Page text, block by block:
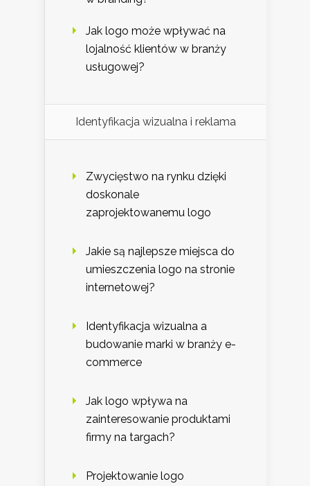
Jak logo może wpływać na
lojalność klientów w branży
usługowej?
Identyfikacja wizualna i reklama
Zwycięstwo na rynku dzięki
doskonale
zaprojektowanemu logo
Jakie są najlepsze miejsca do
umieszczenia logo na stronie
internetowej?
Identyfikacja wizualna a
budowanie marki w branży e-
commerce
Jak logo wpływa na
zainteresowanie produktami
firmy na targach?
Projektowanie logo